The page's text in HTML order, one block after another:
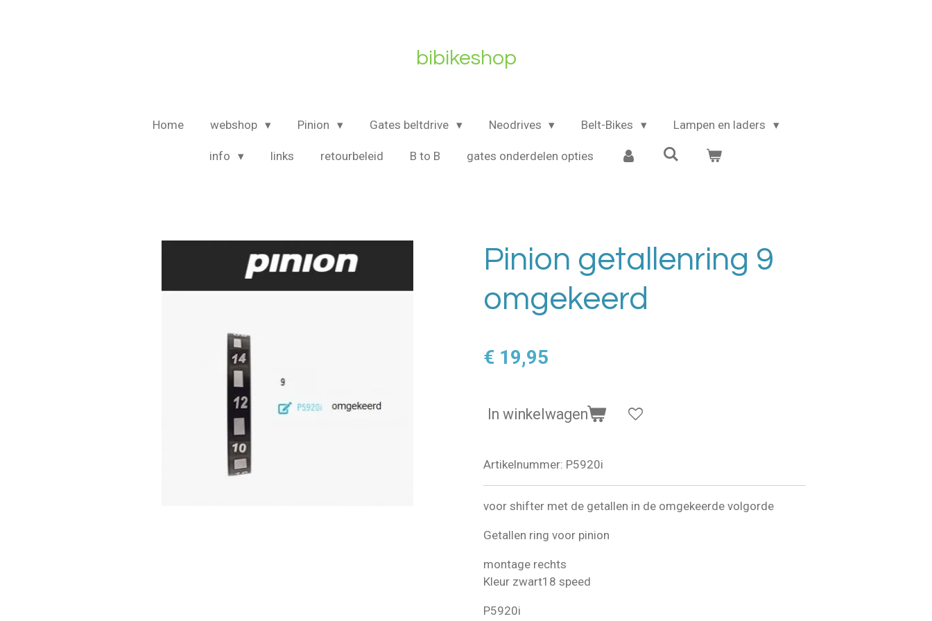
bibikeshop
Home webshop Pinion Gates beltdrive Neodrives Belt-Bikes Lampen en laders
info links retourbeleid B to B gates onderdelen opties
Pinion getallenring 9
omgekeerd
€ 19,95
In winkelwagen
Artikelnummer: P5920i
voor shifter met de getallen in de omgekeerde volgorde
Getallen ring voor pinion
montage rechts
Kleur zwart18 speed
P5920i